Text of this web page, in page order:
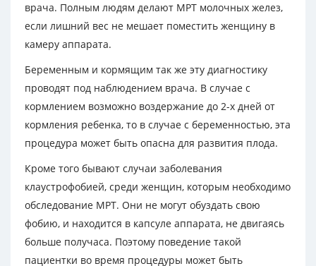
врача. Полным людям делают МРТ молочных желез,
если лишний вес не мешает поместить женщину в
камеру аппарата.
Беременным и кормящим так же эту диагностику
проводят под наблюдением врача. В случае с
кормлением возможно воздержание до 2-х дней от
кормления ребенка, то в случае с беременностью, эта
процедура может быть опасна для развития плода.
Кроме того бывают случаи заболевания
клаустрофобией, среди женщин, которым необходимо
обследование МРТ. Они не могут обуздать свою
фобию, и находится в капсуле аппарата, не двигаясь
больше получаса. Поэтому поведение такой
пациентки во время процедуры может быть